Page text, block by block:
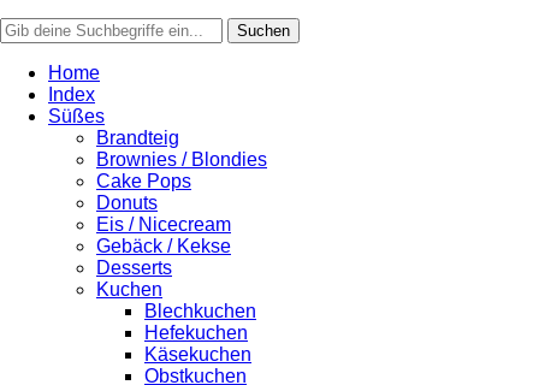
Home
Index
Süßes
Brandteig
Brownies / Blondies
Cake Pops
Donuts
Eis / Nicecream
Gebäck / Kekse
Desserts
Kuchen
Blechkuchen
Hefekuchen
Käsekuchen
Obstkuchen